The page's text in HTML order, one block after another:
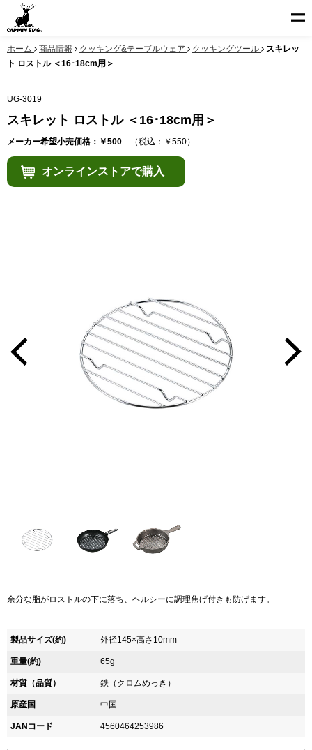
ホーム 商品情報 クッキング&テーブルウェア クッキングツール
スキレッ
ト ロストル ＜16･18cm用＞
UG-3019
スキレット ロストル ＜16･18cm用＞
メーカー希望小売価格：￥500 （税込：￥550）
オンラインストアで購入
余分な脂がロストルの下に落ち、ヘルシーに調理焦げ付きも防げます。
製品サイズ(約) 外径145×高さ10mm
重量(約) 65g
材質（品質） 鉄（クロムめっき）
原産国 中国
JANコード 4560464253986